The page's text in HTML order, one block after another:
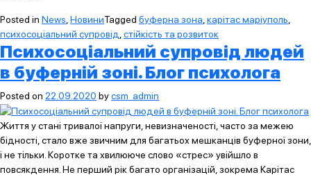
Posted in News НовиниTagged буферна зона карітас маріуполь
психосоціальний супровід стійкість та розвиток
Психосоціальний супровід людей
в буферній зоні. Блог психолога
Posted on 22.09.2020 bycsm_admin
Життя у стані тривалої напруги, невизначеності, часто за межею
бідності, стало вже звичним для багатьох мешканців буферної зони,
і не тільки. Коротке та хвилююче слово «стрес» увійшло в
повсякдення. Не перший рік багато організацій, зокрема Карітас